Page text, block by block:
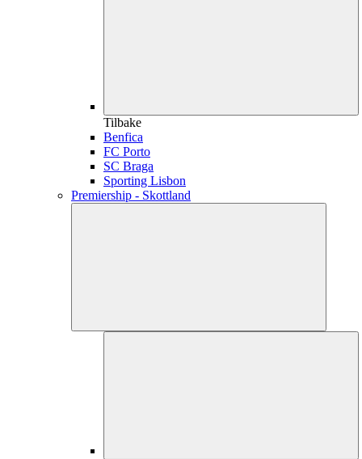
Tilbake
Benfica
FC Porto
SC Braga
Sporting Lisbon
Premiership - Skottland